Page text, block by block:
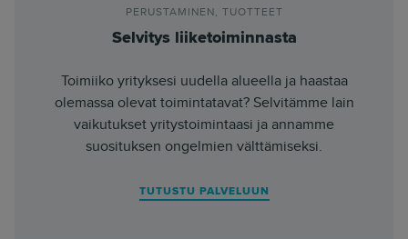
PERUSTAMINEN, TUOTTEET
Selvitys liiketoiminnasta
Toimiiko yrityksesi uudella alueella ja haastaa
olemassa olevat toimintatavat? Selvitämme lain
vaikutukset yritystoimintaasi ja annamme
suosituksen ongelmien välttämiseksi.
TUTUSTU PALVELUUN